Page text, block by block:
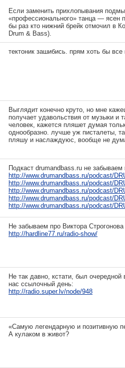
Если заменить прихлопывания
«профессионального» танца — ясен
бы раз кто нижний брейк отмочил в
Drum & Bass).
тектоник зашибись. прям хоть бы
Выглядит конечно круто, но мне
получает удавольствия от музыки и
человек, кажется пляшет думая
однообразно. лучше уж писталеты,
пляшу и наслаждуюс, вообще не
Подкаст drumandbass.ru не забываем
http://www.drumandbass.ru/podcast/
http://www.drumandbass.ru/podcast/
http://www.drumandbass.ru/podcast/
http://www.drumandbass.ru/podcast/
http://www.drumandbass.ru/podcast/
Не забываем про Виктора
http://hardline77.ru/radio-show/
Не так давно, кстати, был
нас ссылочный день:
http://radio.super.lv/node/948
«Самую легендарную и позитивную
А кулаком в живот?